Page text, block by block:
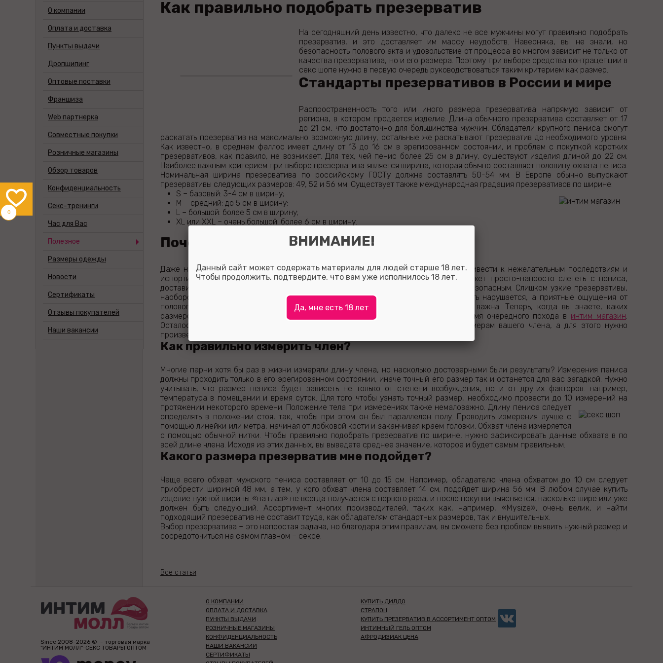
Как правильно подобрать презерватив
На сегодняшний день известно, что далеко не все мужчины могут правильно подобрать
презерватив, и это доставляет им массу неудобств. Наверняка, вы не знали, но
безопасность полового акта и удовольствие от процесса во многом зависит не только от
качества презерватива, но и его размера. Поэтому при выборе средства контрацепции в
секс шопе нужно в первую очередь руководствоваться таким критерием как размер.
Стандарты презервативов в России и мире
Распространенность того или иного размера презерватива напрямую зависит от
региона, в котором продается изделие. Длина обычного презерватива составляет от 17
до 21 см, что достаточно для большинства мужчин. Обладатели крупного пениса смогут
раскатать презерватив на максимально возможную длину, остальные же раскатывают презерватив до необходимого уровня.
Как известно, в среднем фаллос имеет длину от 13 до 16 см в эрегированном состоянии, и проблем с покупкой коротких
презервативов, как правило, не возникает. Для тех, чей пенис более 25 см в длину, существуют изделия длиной до 22 см.
Наиболее важным критерием при выборе презерватива является ширина, которая обычно составляет половину охвата пениса.
Номинальная ширина презерватива по российскому ГОСТу должна составлять 50-54 мм. В Европе обычно выпускают
презервативы следующих размеров: 49, 52 и 56 мм. Существует также международная градация презервативов по ширине:
S – базовый: 3-4 см в ширину;
M – средний: до 5 см в ширину;
L – большой: более 5 см в ширину;
XL или XXL – очень большой: более 6 см в ширину.
Почему ширина действительно важна?
Даже небольшое несоответствие ширины презерватива диаметру члена может привести к нежелательным последствиям и
испортить впечатления от полового акта. Слишком «свободный» презерватив может просто-напросто слететь с пениса,
доставив этим массу неудобств, не говоря уже о том, что секс перестанет быть безопасным. Слишком узкие презервативы,
наоборот, сдавливают фаллос довольно сильно, в результате чего чувствительность нарушается, а приятные ощущения от
полового акта сводятся к минимуму. Именно поэтому ширина презерватива так важна. Теперь, когда вы знаете, каких
размеров бывают презервативы, вы уж точно сделаете правильный выбор во время очередного похода в интим магазин.
Осталось только узнать, какого размера презерватив будет соответствовать размерам вашего члена, а для этого нужно
произвести несколько измерений.
Как правильно измерить член?
Многие парни хотя бы раз в жизни измеряли длину члена, но насколько достоверными были результаты? Измерения пениса
должны проходить только в его эрегированном состоянии, иначе точный его размер так и останется для вас загадкой. Нужно
учитывать, что размер пениса будет зависеть не только от степени возбуждения, но и от других факторов: например,
температура в помещении и время суток. Для того чтобы узнать точный размер, необходимо провести до 10 измерений на
протяжении некоторого времени. Положение тела при измерениях также немаловажно. Длину пениса следует
определять в положении стоя, так, чтобы при этом он был параллелен полу. Проводить измерения лучше с
помощью линейки или метра, начиная от лобковой кости и заканчивая краем головки. Обхват члена измеряется
с помощью обычной нитки. Чтобы правильно подобрать презерватив по ширине, нужно зафиксировать данные обхвата в по
всей длине члена. Исходя из этих данных, вы выведете среднее значение, которое и будет самым правильным.
Какого размера презерватив мне подойдет?
Чаще всего обхват мужского пениса составляет от 10 до 15 см. Например, обладателю члена обхватом до 10 см следует
приобрести шириной 48 мм, а тем, у кого обхват члена составляет 14 см, подойдет ширина 56 мм. В любом случае купить
изделие нужной ширины «на глаз» не всегда получается с первого раза, и после покупки выясняется, насколько шире или уже
должен быть следующий. Ассортимент многих производителей, таких как, например, «Mysize», очень велик, и найти
подходящий презерватив не составит труда, как обладателям стандартных размеров, так и внушительных.
Выбор презерватива – это непростая задача, но благодаря этим правилам, вы сможете без проблем выявить нужный размер и
сосредоточиться на самом главном – сексе.
Все статьи
О компании
Оплата и доставка
Пункты выдачи
Дропшипинг
Оптовые поставки
Франшиза
Web партнерка
Совместные покупки
Розничные магазины
Обзор товаров
Конфиденциальность
Cекс-тренинги
Час для Вас
Полезное
Размеры одежды
Новости
Сертификаты
Отзывы покупателей
Наши вакансии
Since 2008-2026 © - торговая марка
"ИНТИМ МОЛЛ"-СЕКС ТОВАРЫ ОПТОМ
О КОМПАНИИ
ОПЛАТА И ДОСТАВКА
ПУНКТЫ ВЫДАЧИ
РОЗНИЧНЫЕ МАГАЗИНЫ
КОНФИДЕНЦИАЛЬНОСТЬ
НАШИ ВАКАНСИИ
СЕРТИФИКАТЫ
КУПИТЬ ДИЛДО
СТРАПОН
КУПИТЬ ПРЕЗЕРВАТИВ В АССОРТИМЕНТ ОПТОМ
ИНТИМНЫЙ ГЕЛЬ ОПТОМ
АФРОДИЗИАК ЦЕНА
0
ВНИМАНИЕ!
Данный сайт может содержать материалы для людей старше 18 лет.
Чтобы продолжить, подтвердите, что вам уже исполнилось 18 лет.
Да, мне есть 18 лет